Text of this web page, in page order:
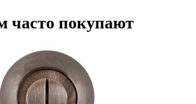
часто покупают